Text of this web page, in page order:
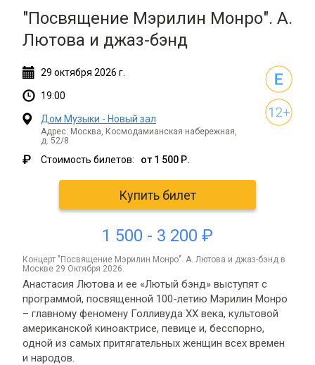
"Посвящение Мэрилин Монро". А.
Лютова и джаз-бэнд
29 октября 2026 г.
19:00
Дом Музыки - Новый зал
Адрес: Москва, Космодамианская набережная,
д. 52/8
₽ Стоимость билетов: от 1 500 Р.
Купить билет
1 500 - 3 200 ₽
концерт "Посвящение Мэрилин Монро". А. Лютова и джаз-бэнд в
Москве 29 Октября 2026.
Анастасия Лютова и ее «Лютый бэнд» выступят с
программой, посвященной 100-летию Мэрилин Монро
– главному феномену Голливуда XX века, культовой
американской киноактрисе, певице и, бесспорно,
одной из самых притягательных женщин всех времен
и народов.